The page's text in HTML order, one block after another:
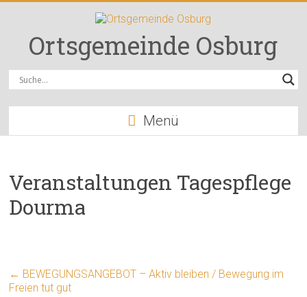
springenOrtsgemeinde Osburg
Menü
Veranstaltungen Tagespflege
Dourma
← BEWEGUNGSANGEBOT – Aktiv bleiben / Bewegung im
Freien tut gut